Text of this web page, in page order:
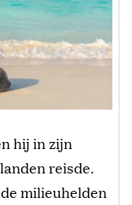
hij in zijn
reisde.
milieuhelden